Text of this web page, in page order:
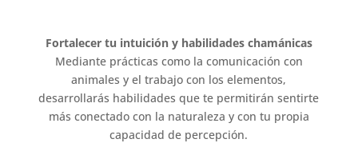
Fortalecer tu intuición y habilidades chamánicas
Mediante prácticas como la comunicación con
animales y el trabajo con los elementos,
desarrollarás habilidades que te permitirán sentirte
más conectado con la naturaleza y con tu propia
capacidad de percepción.